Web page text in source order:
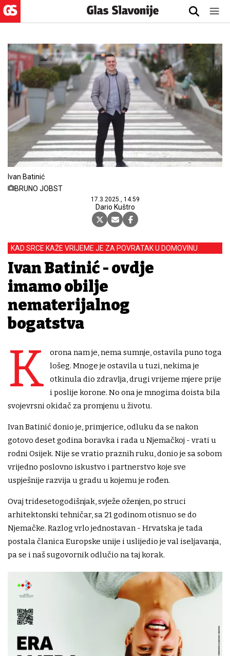
Ivan Batinić
BRUNO JOBST
17.3.2025., 14:59
Dario Kuštro
KAD SRCE KAŽE VRIJEME JE ZA POVRATAK U DOMOVINU
Ivan Batinić - ovdje
imamo obilje
nematerijalnog
bogatstva
K
orona nam je, nema sumnje, ostavila puno toga
lošeg. Mnoge je ostavila u tuzi, nekima je
otkinula dio zdravlja, drugi vrijeme mjere prije
i poslije korone. No ona je mnogima doista bila
svojevrsni okidač za promjenu u životu.
Ivan Batinić donio je, primjerice, odluku da se nakon
gotovo deset godina boravka i rada u Njemačkoj - vrati u
rodni Osijek. Nije se vratio praznih ruku, donio je sa sobom
vrijedno poslovno iskustvo i partnerstvo koje sve
uspješnije razvija u gradu u kojemu je rođen.
Ovaj tridesetogodišnjak, svježe oženjen, po struci
arhitektonski tehničar, sa 21 godinom otisnuo se do
Njemačke. Razlog vrlo jednostavan - Hrvatska je tada
postala članica Europske unije i uslijedio je val iseljavanja,
pa se i naš sugovornik odlučio na taj korak.